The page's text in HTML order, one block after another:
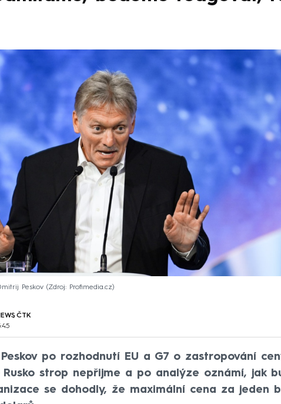
Peskov Zdroj: Profimedia.cz
, ČTK
po rozhodnutí EU a G7 o zastropování
strop nepřijme a po analýze oznámí, jak
se dohodly, že maximální cena za jeden